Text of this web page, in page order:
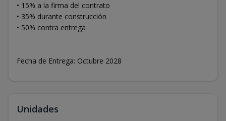
• 15% a la firma del contrato
• 35% durante construcción
• 50% contra entrega
Fecha de Entrega: Octubre 2028
Unidades